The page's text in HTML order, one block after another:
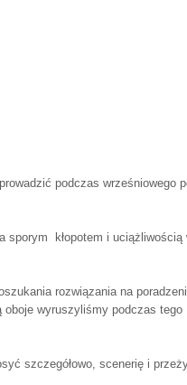
podczas wrześniowego
sporym kłopotem i uciążliwością
rozwiązania na
oboje wyruszyliśmy podczas tego
szczegółowo, scenerię i